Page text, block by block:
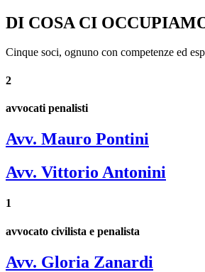
DI COSA CI
Cinque soci, ognuno con competenze ed
2
avvocati penalisti
Avv. Mauro Pontini
Avv. Vittorio Antonini
1
avvocato civilista e penalista
Avv. Gloria Zanardi